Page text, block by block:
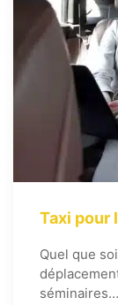
Taxi pour
Quel que
séminaires…